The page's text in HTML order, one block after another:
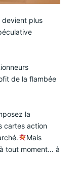
devient plus
de la flambée
la
cartes action
Mais
tout moment… à